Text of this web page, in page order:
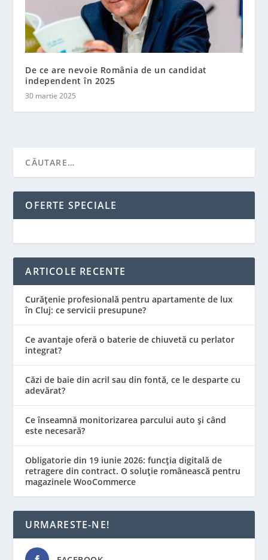
De ce are nevoie România de un candidat
independent în 2025
30 martie 2025
OFERTE SPECIALE
ARTICOLE RECENTE
Curățenie profesională pentru apartamente de lux
în Cluj: ce servicii presupune?
Ce avantaje oferă o baterie de chiuvetă cu perlator
integrat?
Căzi de baie din acril sau din fontă, ce le desparte cu
adevărat?
Ce înseamnă monitorizarea parcului auto și când
este necesară?
Obligatorie din 19 iunie 2026: funcția digitală de
retragere din contract. O soluție românească pentru
magazinele WooCommerce
URMARESTE-NE!